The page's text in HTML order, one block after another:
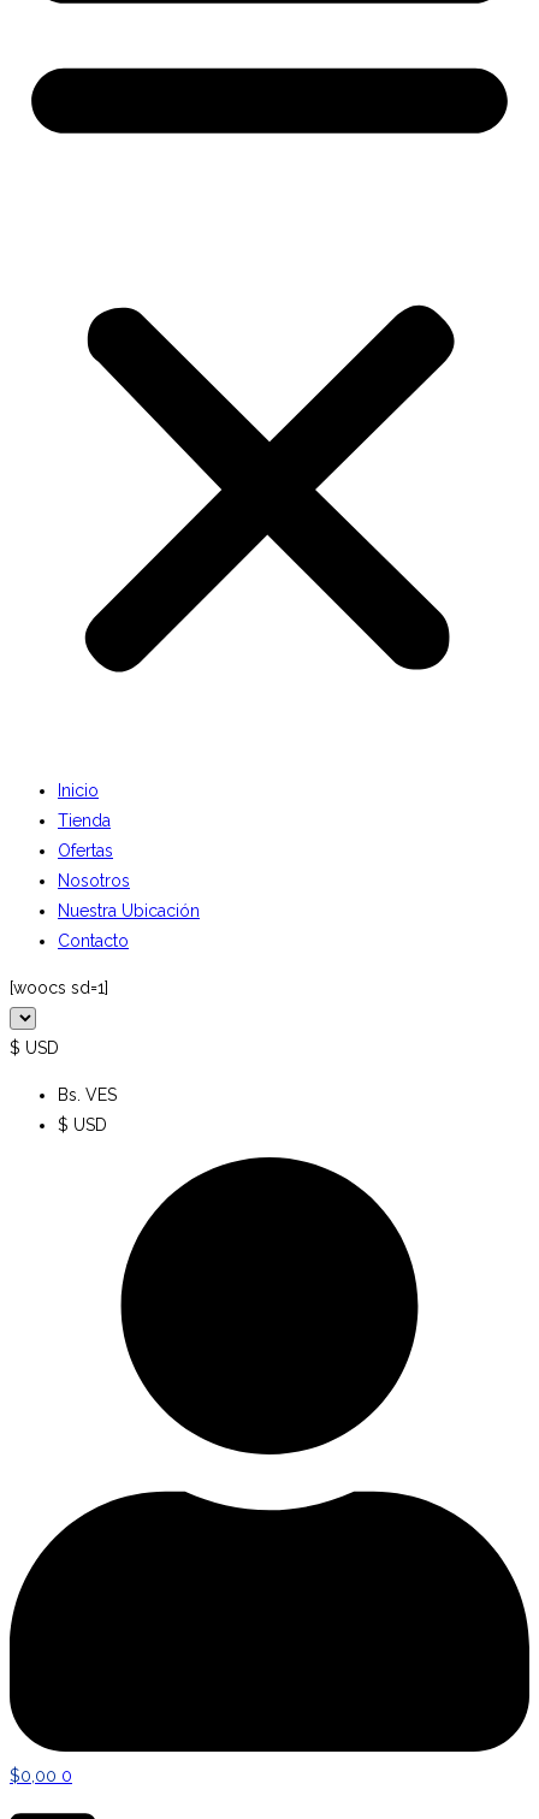
Inicio
Tienda
Ofertas
Nosotros
Nuestra Ubicación
Contacto
[woocs sd=1]
$ USD
Bs. VES
$ USD
$0,00 0